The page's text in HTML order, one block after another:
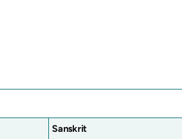
Sanskrit